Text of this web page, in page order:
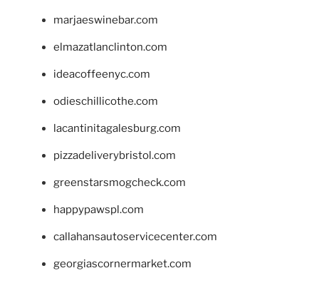
marjaeswinebar.com
elmazatlanclinton.com
ideacoffeenyc.com
odieschillicothe.com
lacantinitagalesburg.com
pizzadeliverybristol.com
greenstarsmogcheck.com
happypawspl.com
callahansautoservicecenter.com
georgiascornermarket.com